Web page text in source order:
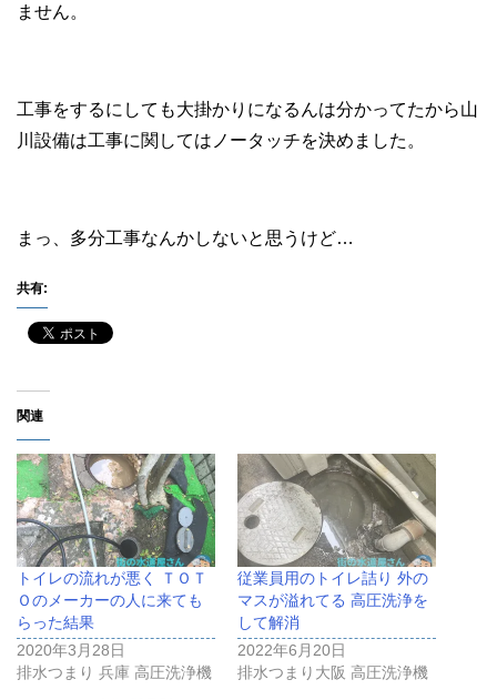
ません。
工事をするにしても大掛かりになるんは分かってたから山
川設備は工事に関してはノータッチを決めました。
まっ、多分工事なんかしないと思うけど…
共有:
関連
トイレの流れが悪く ＴＯＴ
Ｏのメーカーの人に来ても
らった結果
2020年3月28日
排水つまり 兵庫 高圧洗浄機
従業員用のトイレ詰り 外の
マスが溢れてる 高圧洗浄を
して解消
2022年6月20日
排水つまり大阪 高圧洗浄機